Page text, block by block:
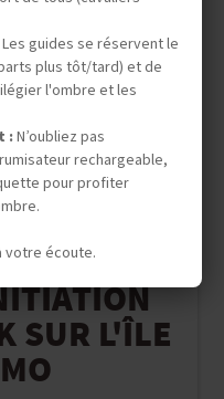
SUR L'ÎLE
guides se réservent le
plus tôt/tard) et de
l'ombre et les
:N’oubliez pas
rechargeable,
pour profiter
votre écoute.